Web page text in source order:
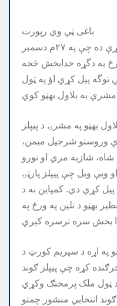
باغی ټي وي رپورت
دپيپلز پارټۍ کور کميټۍ فيصله کړې ده چې په ٢٧م دسمبر
به دگړه خدابخش څخه
توگه پيل کړي اؤ په ټول
بهټو په مشرۍ د پيپلز
وروستو شرجيل ميمن،
شازيه مري او نورو
ويې ويل چې پيپلز پارټۍ
کړي دي. کمپاين به د
بېنظير بهټو د تلين په ورځ په
په اړه د سپريم کورټ د
کړه چې پيپلز ګوند
انتخابي منشور چمتو